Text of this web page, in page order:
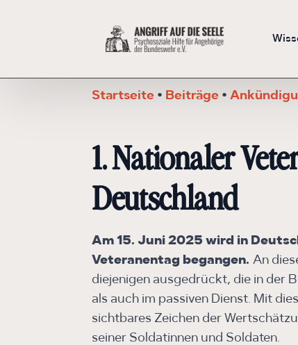
Startseite • Beiträge •
1. Nationaler
Deutschland
Am 15. Juni 2025 wird in
Veteranentag begangen. An
diejenigen ausgedrückt, die in der
als auch im passiven Dienst. Mit
sichtbares Zeichen der
seiner Soldatinnen und Soldaten.